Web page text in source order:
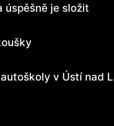
úspěšně je složit
v Ústí nad